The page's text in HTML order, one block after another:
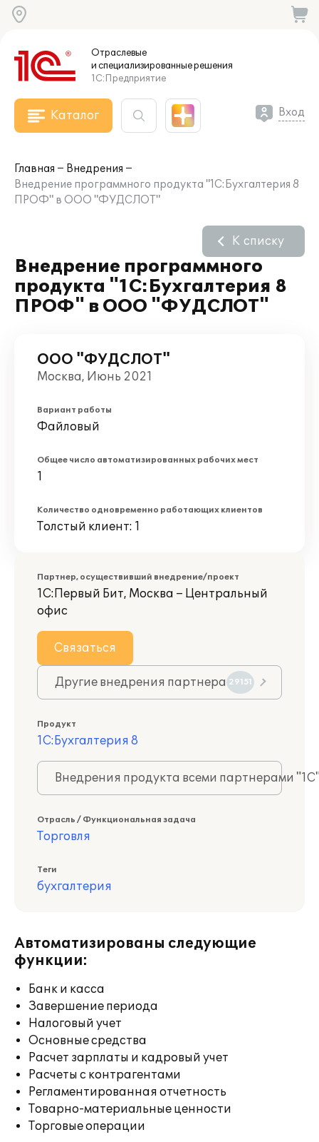
Отраслевые
и специализированныерешения
1С:Предприятие
Каталог Вход
Главная
Внедрения
Внедрение программного продукта "1С:Бухгалтерия 8
ПРОФ" в ООО "ФУДСЛОТ"
Внедрение программного
продукта "1С:Бухгалтерия 8
ПРОФ" в ООО "ФУДСЛОТ"
К списку
ООО "ФУДСЛОТ"
Москва, Июнь 2021
Вариант работы
Файловый
Общее число автоматизированных рабочих мест
1
Количество одновременно работающих клиентов
Толстый клиент: 1
Партнер, осуществивший внедрение/проект
1С:Первый Бит, Москва – Центральный
офис
Связаться
Другие внедрения партнера 29151
Продукт
1С:Бухгалтерия 8
Внедрения продукта всеми партнерами
Отрасль / Функциональная задача
Торговля
Теги
бухгалтерия
Автоматизированы следующие
функции:
Банк и касса
Завершение периода
Налоговый учет
Основные средства
Расчет зарплаты и кадровый учет
Расчеты с контрагентами
Регламентированная отчетность
Товарно-материальные ценности
Торговые операции